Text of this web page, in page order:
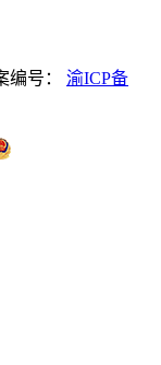
编号： 渝ICP备